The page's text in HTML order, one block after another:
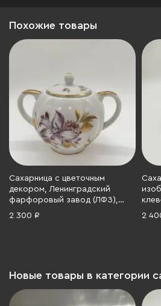
Похожие товары
Сахарница с цветочным
декором, Ленинградский
фарфоровый завод (ЛФЗ),
фарфор, деколь, золочение,
2 300 ₽ 2
Новые товары в категории